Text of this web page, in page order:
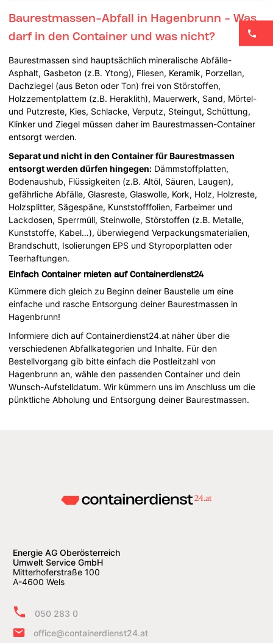
Baurestmassen-Abfall in Hagenbrunn - Was
darf in den Container und was nicht?
Baurestmassen sind hauptsächlich mineralische Abfälle-
Asphalt, Gasbeton (z.B. Ytong), Fliesen, Keramik, Porzellan,
Dachziegel (aus Beton oder Ton) frei von Störstoffen,
Holzzementplattem (z.B. Heraklith), Mauerwerk, Sand, Mörtel-
und Putzreste, Kies, Schlacke, Verputz, Steingut, Schüttung,
Klinker und Ziegel müssen daher im Baurestmassen-Container
entsorgt werden.
Separat und nicht in den Container für Baurestmassen
entsorgt werden dürfen hingegen: Dämmstoffplatten,
Bodenaushub, Flüssigkeiten (z.B. Altöl, Säuren, Laugen),
gefährliche Abfälle, Glasreste, Glaswolle, Kork, Holz, Holzreste,
Holzsplitter, Sägespäne, Kunststofffolien, Farbeimer und
Lackdosen, Sperrmüll, Steinwolle, Störstoffen (z.B. Metalle,
Kunststoffe, Kabel…), überwiegend Verpackungsmaterialien,
Brandschutt, Isolierungen EPS und Styroporplatten oder
Teerhaftungen.
Einfach Container mieten auf Containerdienst24
Kümmere dich gleich zu Beginn deiner Baustelle um eine
einfache und rasche Entsorgung deiner Baurestmassen in
Hagenbrunn!
Informiere dich auf Containerdienst24.at näher über die
verschiedenen Abfallkategorien und Inhalte. Für den
Bestellvorgang gib bitte einfach die Postleitzahl von
Hagenbrunn an, wähle den passenden Container und dein
Wunsch-Aufstelldatum. Wir kümmern uns im Anschluss um die
pünktliche Abholung und Entsorgung deiner Baurestmassen.
Energie AG Oberösterreich
Umwelt Service GmbH
Mitterhoferstraße 100
A-4600 Wels
050 283 0
office@containerdienst24.at